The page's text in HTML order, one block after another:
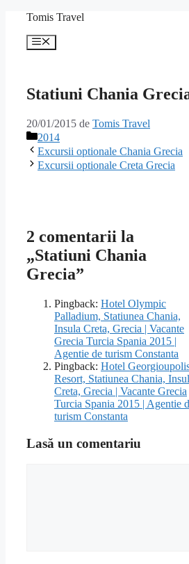
conținut
Tomis Travel
Meniu
Statiuni Chania
20/01/2015 de Tomis Travel
Categorii
2014
Excursii optionale Chania Grecia
Excursii optionale Creta Grecia
2 comentarii la
„Statiuni Chania
Grecia”
Pingback: Hotel Olympic
Palladium, Statiunea Chania,
Insula Creta, Grecia | Vacante
Grecia Turcia Spania 2015 |
Agentie de turism Constanta
Pingback: Hotel
Resort, Statiunea Chania,
Creta, Grecia | Vacante Grecia
Turcia Spania 2015 | Agentie
turism Constanta
Lasă un comentariu